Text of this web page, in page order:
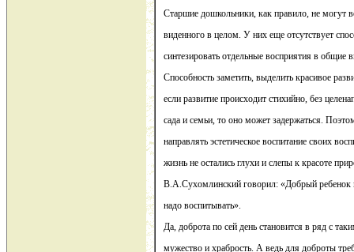
Старшие дошкольники, как правило, не могут
виденного в целом. У них еще отсутствует
синтезировать отдельные восприятия в общие
Способность заметить, выделить красивое
если развитие происходит стихийно, без
сада и семьи, то оно может задержаться.
направлять эстетическое воспитание своих
жизнь не остались глухи и слепы к красоте
В.А.Сухомлинский говорил: «Добрый ребенок
надо воспитывать».
Да, доброта по сей день становится в ряд с
мужество и храбрость. А ведь для доброты